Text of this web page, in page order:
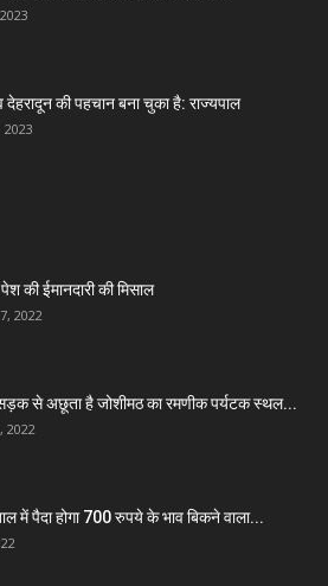
देहरादून की पहचान बना चुका है: राज्यपाल
की ईमानदारी की मिसाल
2022
से अछूता है जोशीमठ का रमणीक पर्यटक स्थल...
2022
में पैदा होगा 700 रुपये के भाव बिकने वाला...